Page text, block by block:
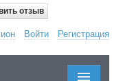
отзыв
Войти Регистрация